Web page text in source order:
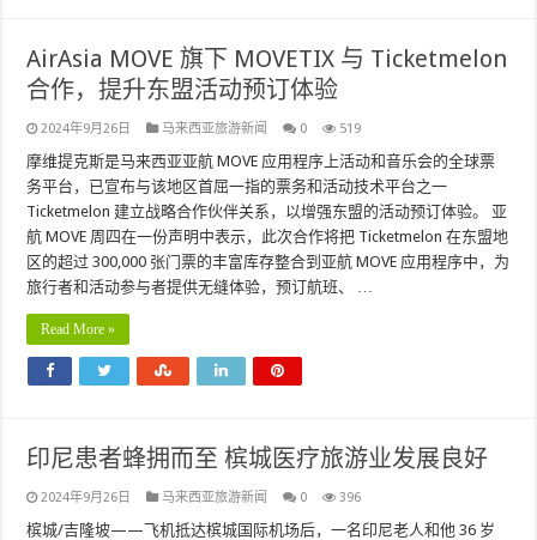
AirAsia MOVE 旗下 MOVETIX 与 Ticketmelon
合作，提升东盟活动预订体验
2024年9月26日 马来西亚旅游新闻 0 519
摩维提克斯是马来西亚亚航 MOVE 应用程序上活动和音乐会的全球票
务平台，已宣布与该地区首屈一指的票务和活动技术平台之一
Ticketmelon 建立战略合作伙伴关系，以增强东盟的活动预订体验。 亚
航 MOVE 周四在一份声明中表示，此次合作将把 Ticketmelon 在东盟地
区的超过 300,000 张门票的丰富库存整合到亚航 MOVE 应用程序中，为
旅行者和活动参与者提供无缝体验，预订航班、 …
Read More »
印尼患者蜂拥而至 槟城医疗旅游业发展良好
2024年9月26日 马来西亚旅游新闻 0 396
槟城/吉隆坡——飞机抵达槟城国际机场后，一名印尼老人和他 36 岁